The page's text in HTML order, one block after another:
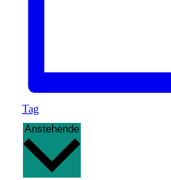
Tag
Anstehende
wählen.